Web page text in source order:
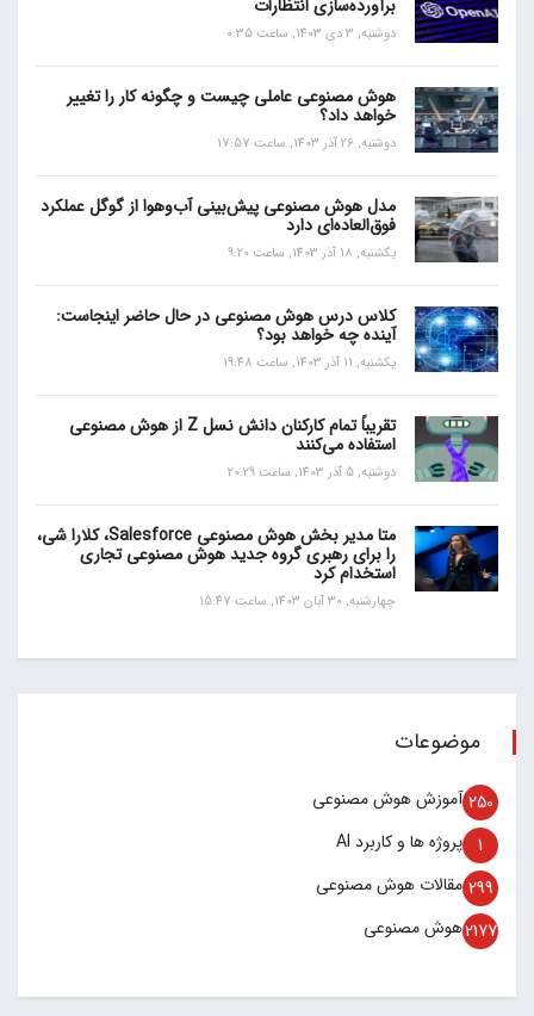
برآورده‌سازی انتظارات
دوشنبه, 3 دی 1403, ساعت 0:35
هوش مصنوعی عاملی چیست و چگونه کار را تغییر
خواهد داد؟
دوشنبه, 26 آذر 1403, ساعت 17:57
مدل هوش مصنوعی پیش‌بینی آب‌و‌هوا از گوگل عملکرد
فوق‌العاده‌ای دارد
یکشنبه, 18 آذر 1403, ساعت 9:20
کلاس درس هوش مصنوعی در حال حاضر اینجاست:
آینده چه خواهد بود؟
یکشنبه, 11 آذر 1403, ساعت 19:48
تقریباً تمام کارکنان دانش نسل Z از هوش مصنوعی
استفاده می‌کنند
دوشنبه, 5 آذر 1403, ساعت 20:29
متا مدیر بخش هوش مصنوعی Salesforce، کلارا شی،
را برای رهبری گروه جدید هوش مصنوعی تجاری
استخدام کرد
چهارشنبه, 30 آبان 1403, ساعت 15:47
موضوعات
آموزش هوش مصنوعی 250
پروژه ها و کاربرد AI 1
مقالات هوش مصنوعی 299
هوش مصنوعی2177